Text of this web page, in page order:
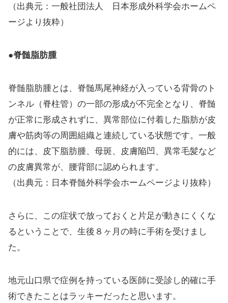
（出典元：一般社団法人 日本形成外科学会ホームペ
ージより抜粋）
●脊髄脂肪腫
脊髄脂肪腫とは、脊髄馬尾神経が入っている背骨のト
ンネル（脊柱管）の一部の形成が不完全となり、脊髄
が正常に形成されずに、異常部位に付着した脂肪が皮
膚や筋肉等の周囲組織と連続している状態です。一般
的には、皮下脂肪腫、母斑、皮膚陥凹、異常毛髪など
の皮膚異常が、腰背部に認められます。
（出典元：日本脊髄外科学会ホームページより抜粋）
さらに、この症状で放っておくと片足が動きにくくな
るということで、生後８ヶ月の時に手術を受けまし
た。
地元山口県で症例を持っている医師に受診し的確に手
術できたことはラッキーだったと思います。